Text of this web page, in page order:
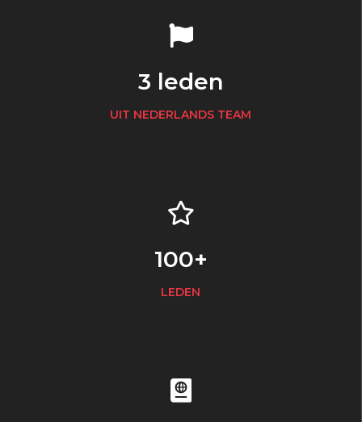
3 leden
UIT NEDERLANDS TEAM
100+
LEDEN